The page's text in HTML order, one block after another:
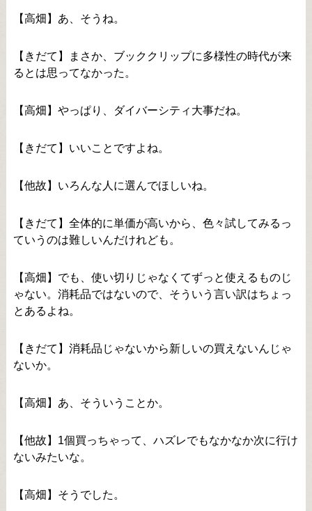
【高畑】あ、そうね。
【きだて】まさか、ブッククリップに多様性の時代が来
るとは思ってなかった。
【高畑】やっぱり、ダイバーシティ大事だね。
【きだて】いいことですよね。
【他故】いろんな人に選んでほしいね。
【きだて】全体的に単価が高いから、色々試してみるっ
ていうのは難しいんだけれども。
【高畑】でも、使い切りじゃなくてずっと使えるものじ
ゃない。消耗品ではないので、そういう言い訳はちょっ
とあるよね。
【きだて】消耗品じゃないから新しいの買えないんじゃ
ないか。
【高畑】あ、そういうことか。
【他故】1個買っちゃって、ハズレでもなかなか次に行け
ないみたいな。
【高畑】そうでした。